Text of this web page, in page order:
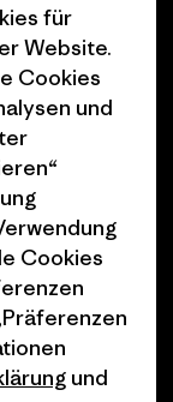
für
Website.
Cookies
und
Cookies
und